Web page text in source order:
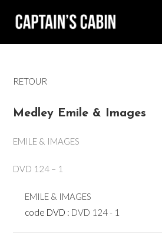
RETOUR
Medley Emile & Images
EMILE & IMAGES
DVD 124 – 1
EMILE & IMAGES
code DVD : DVD 124 - 1